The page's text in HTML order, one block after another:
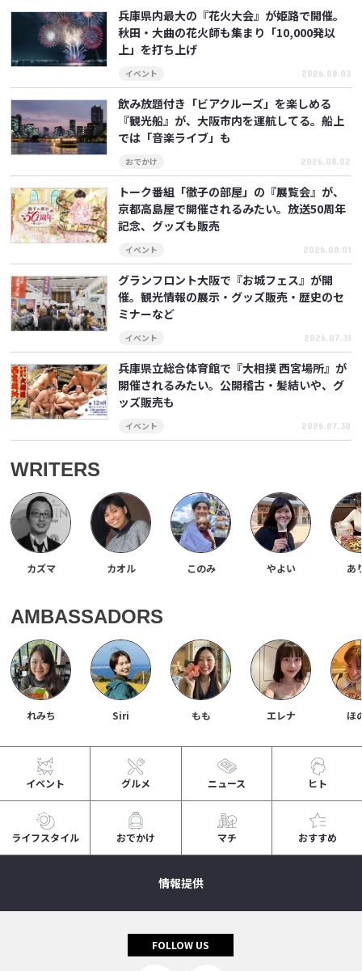
兵庫県内最大の『花火大会』が姫路で開催。
秋田・大曲の花火師も集まり「10,000発以
上」を打ち上げ
イベント 2026.08.03
飲み放題付き「ビアクルーズ」を楽しめる
『観光船』が、大阪市内を運航してる。船上
では「音楽ライブ」も
おでかけ 2026.08.02
トーク番組「徹子の部屋」の『展覧会』が、
京都高島屋で開催されるみたい。放送50周年
記念、グッズも販売
イベント 2026.08.01
グランフロント大阪で『お城フェス』が開
催。観光情報の展示・グッズ販売・歴史のセ
ミナーなど
イベント 2026.07.31
兵庫県立総合体育館で『大相撲 西宮場所』が
開催されるみたい。公開稽古・髪結いや、グ
ッズ販売も
イベント 2026.07.30
WRITERS
カズマ カオル このみ やよい あ
AMBASSADORS
れみち Siri もも エレナ ほ
イベント グルメ ニュース ヒト
ライフスタイル おでかけ マチ おすすめ
情報提供
FOLLOW US